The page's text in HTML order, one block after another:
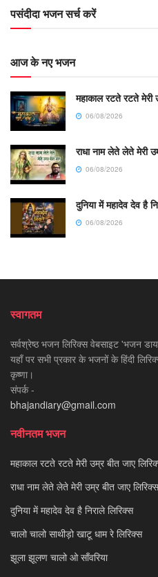
पसंदीदा भजन सर्च करें
आज के नए भजन
महाकाल रटते रटते मेरी
06/08/2026
राधा नाम लेते लेते मेरी
06/08/2026
दुनिया में महादेव देव है
06/08/2026
स्वागतम
सर्वश्रेष्ठ भजन लिरिक्स वेबसाइट 'भजन
यहाँ पर सभी प्रकार के भजनों के हिंदी
कृष्णा।
संपर्क -
bhajandiary@gmail.com
नवीनतम भजन
महाकाल रटते रटते मेरी उम्र बीत जाए
राधा नाम लेते लेते मेरी उम्र बीत जाए लिरिक्स
दुनिया में महादेव देव है निराले लिरिक्स
चालो चालो साथीड़ो खाटू धाम रे लिरिक्स
झूला झूलण चालो ओ साँवरिया